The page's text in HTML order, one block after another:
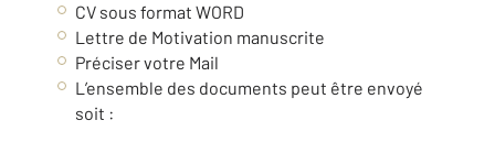
CV sous format WORD
Lettre de Motivation manuscrite
Préciser votre Mail
L’ensemble des documents peut être envoyé
soit :